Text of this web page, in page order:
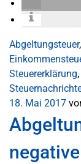
Abgeltungsteuer,
Steuererklärung,
18. Mai 2017